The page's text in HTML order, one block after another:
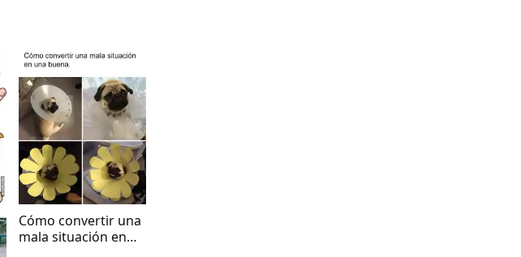
Cómo convertir una
mala situación en